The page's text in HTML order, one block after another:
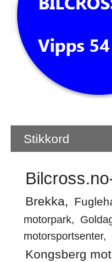
Stikkord
Brekka
motorpark
motorsportsenter
Kongsberg